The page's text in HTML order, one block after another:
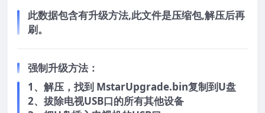
此数据包含有升级方法,此文件是压缩包,解压后再
刷。
强制升级方法：
1、解压，找到 MstarUpgrade.bin复制到U盘
2、拔除电视USB口的所有其他设备